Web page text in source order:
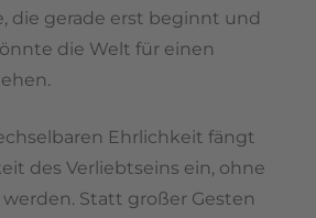
die gerade erst beginnt und
die Welt für einen
Ehrlichkeit fängt
des Verliebtseins ein, ohne
Statt großer Gesten